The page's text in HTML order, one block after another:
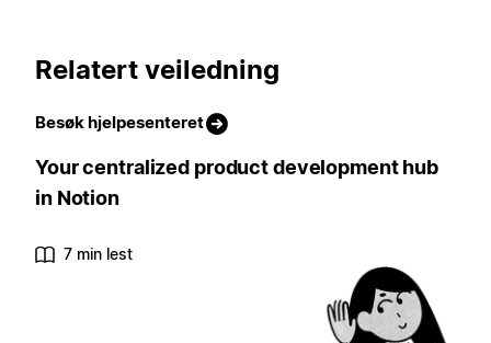
Relatert veiledning
Besøk hjelpesenteret
Your centralized product development hub
in Notion
7 min lest